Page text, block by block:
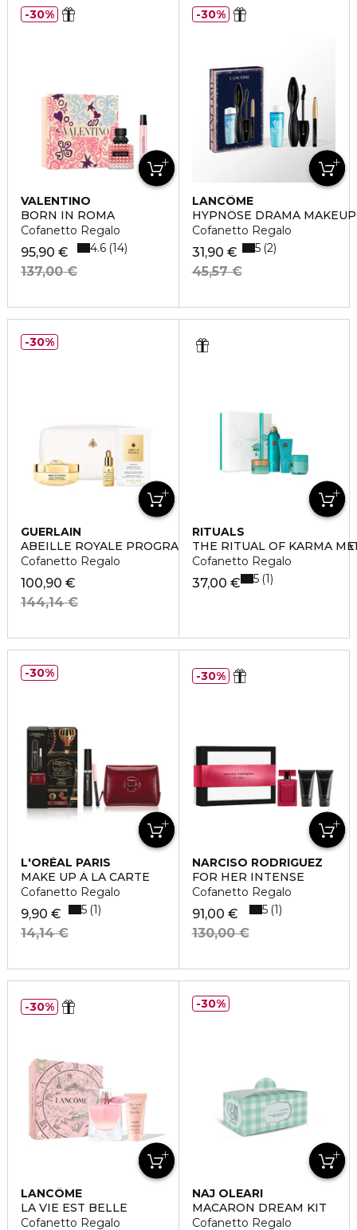
VALENTINO
BORN IN ROMA
Cofanetto Regalo
95,90 €
137,00 €
4.6 14
30%
LANCÔME
HYPNÔSE DRAMA
Cofanetto Regalo
31,90 €
45,57 €
5 2
30%
GUERLAIN
ABEILLE ROYALE PROGRAMMA ANTI-ETÀ HONEY
Cofanetto Regalo
100,90 €
144,14 €
30%
RITUALS
THE RITUAL OF KARMA
Cofanetto Regalo
37,00 € 5 1
L'ORÉAL PARIS
MAKE UP À LA CARTE
Cofanetto Regalo
9,90 €
14,14 €
5 1
30%
NARCISO RODRIGUEZ
FOR HER INTENSE
Cofanetto Regalo
91,00 €
130,00 €
5 1
30%
LANCÔME
LA VIE EST BELLE
Cofanetto Regalo
30%
NAJ OLEARI
MACARON DREAM KIT
Cofanetto Regalo
30%